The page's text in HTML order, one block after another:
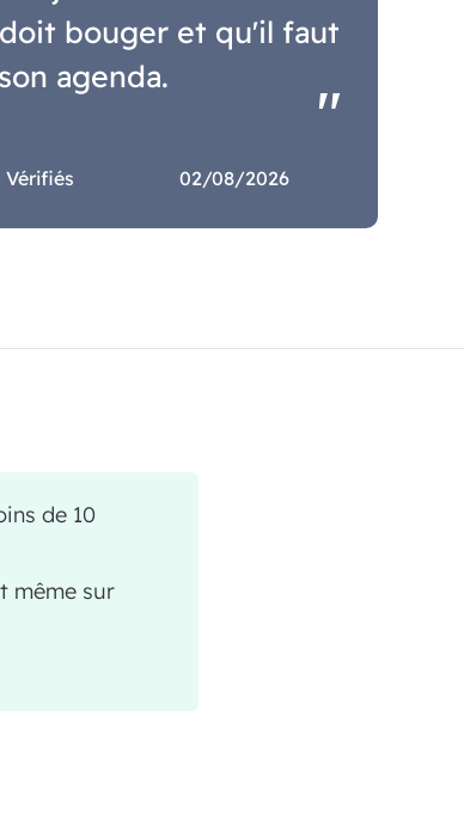
bouger et qu'il faut
agenda.
Vérifiés 02/08/2026
de 10
même sur